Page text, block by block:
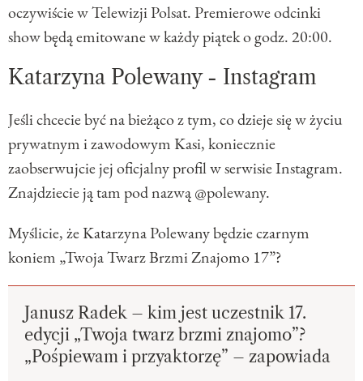
oczywiście w Telewizji Polsat. Premierowe odcinki
show będą emitowane w każdy piątek o godz. 20:00.
Katarzyna Polewany - Instagram
Jeśli chcecie być na bieżąco z tym, co dzieje się w życiu
prywatnym i zawodowym Kasi, koniecznie
zaobserwujcie jej oficjalny profil w serwisie Instagram.
Znajdziecie ją tam pod nazwą @polewany.
Myślicie, że Katarzyna Polewany będzie czarnym
koniem „Twoja Twarz Brzmi Znajomo 17”?
Janusz Radek – kim jest uczestnik 17.
edycji „Twoja twarz brzmi znajomo”?
„Pośpiewam i przyaktorzę” – zapowiada